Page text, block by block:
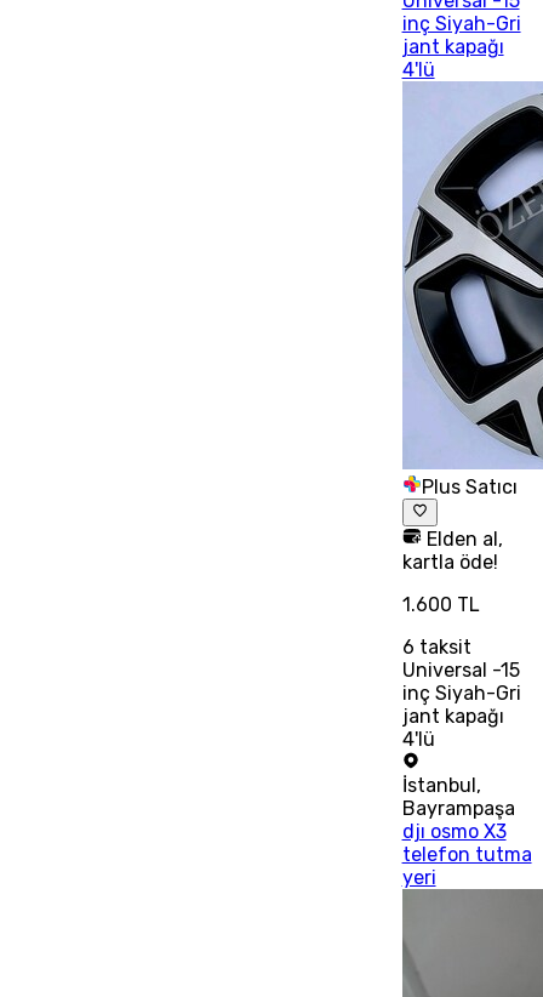
inç Siyah-Gri
jant kapağı
4'lü
Plus Satıcı
Elden al,
kartla öde!
1.600 TL
6 taksit
Universal -15
inç Siyah-Gri
jant kapağı
4'lü
İstanbul,
Bayrampaşa
djı osmo X3
telefon tutma
yeri